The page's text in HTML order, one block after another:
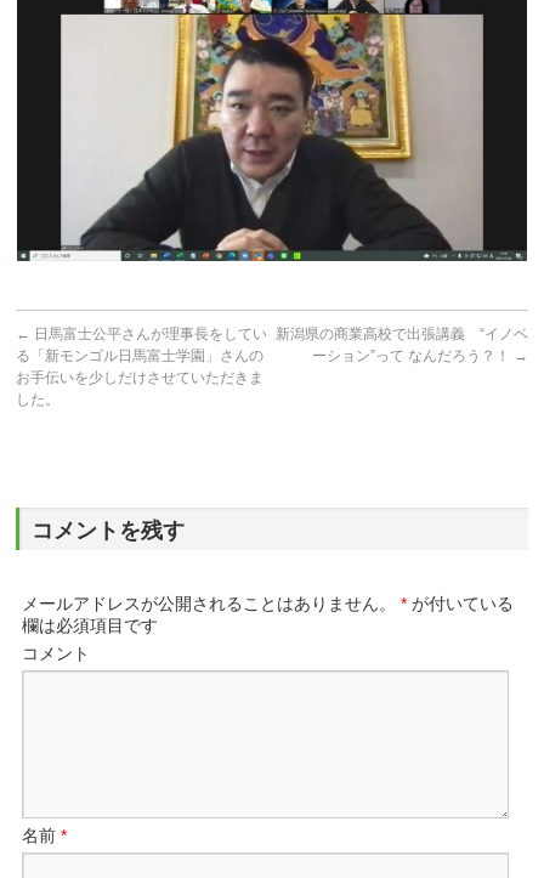
← 日馬富士公平さんが理事長をしてい
る「新モンゴル日馬富士学園」さんの
お手伝いを少しだけさせていただきま
した。
新潟県の商業高校で出張講義 “イノベ
ーション”って なんだろう？！
→
コメントを残す
メールアドレスが公開されることはありません。 * が付いている
欄は必須項目です
コメント
名前*